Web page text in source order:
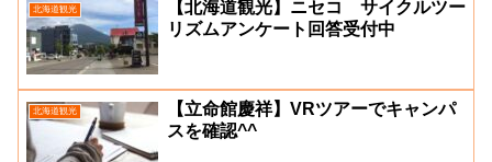
北海道観光
【北海道観光】ニセコ サイクルツー
リズムアンケート回答受付中
北海道観光
【立命館慶祥】VRツアーでキャンパ
スを確認^^